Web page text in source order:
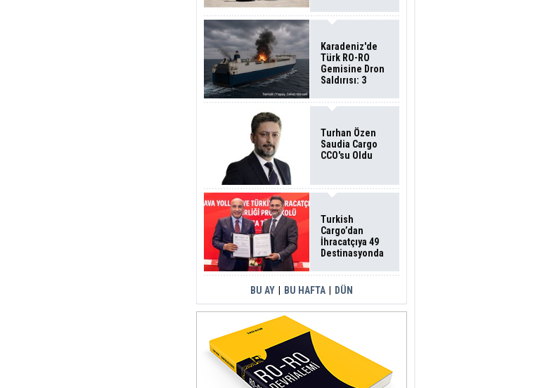
Filosuna Katıldı
Karadeniz'de
Türk RO-RO
Gemisine Dron
Saldırısı: 3
Durumu Ağır
Turhan Özen
Saudia Cargo
CCO'su Oldu
Turkish
Cargo’dan
İhracatçıya 49
Destinasyonda
BU AY BU HAFTA DÜN